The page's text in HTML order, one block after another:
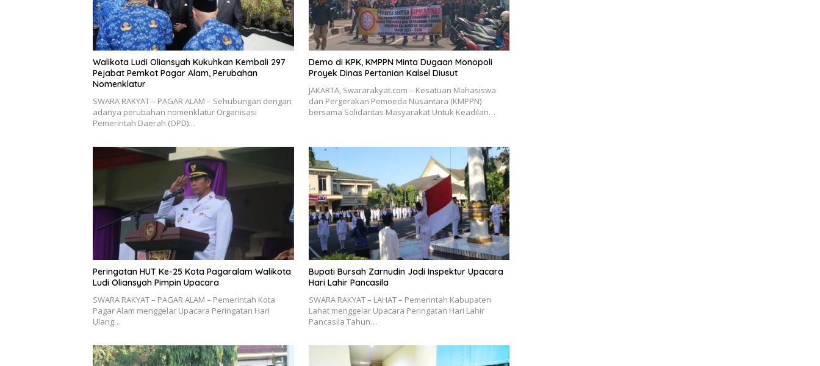
Walikota Ludi Oliansyah Kukuhkan Kembali 297
Pejabat Pemkot Pagar Alam, Perubahan
Nomenklatur
SWARA RAKYAT – PAGAR ALAM – Sehubungan dengan
adanya perubahan nomenklatur Organisasi
Pemerintah Daerah (OPD)…
Demo di KPK, KMPPN Minta Dugaan Monopoli
Proyek Dinas Pertanian Kalsel Diusut
JAKARTA, Swararakyat.com – Kesatuan Mahasiswa
dan Pergerakan Pemoeda Nusantara (KMPPN)
bersama Solidaritas Masyarakat Untuk Keadilan…
Peringatan HUT Ke-25 Kota Pagaralam Walikota
Ludi Oliansyah Pimpin Upacara
SWARA RAKYAT – PAGAR ALAM – Pemerintah Kota
Pagar Alam menggelar Upacara Peringatan Hari
Ulang…
Bupati Bursah Zarnudin Jadi Inspektur Upacara
Hari Lahir Pancasila
SWARA RAKYAT – LAHAT – Pemerintah Kabupaten
Lahat menggelar Upacara Peringatan Hari Lahir
Pancasila Tahun…